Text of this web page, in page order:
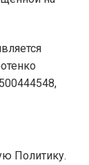
Политику.